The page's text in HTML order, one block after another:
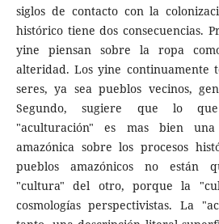
siglos de contacto con la
histórico tiene dos consecuencias.
yine piensan sobre la ropa
alteridad. Los yine continuamente
seres, ya sea pueblos vecinos,
Segundo, sugiere que lo que
"aculturación" es mas bien una
amazónica sobre los procesos
pueblos amazónicos no están
"cultura" del otro, porque la
cosmologías perspectivistas. La